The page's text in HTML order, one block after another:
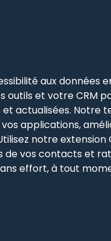
auxdonnées
et votre CRM
actualisées. Notre
applications,
notreextension
de vos contacts et
effort, à tout